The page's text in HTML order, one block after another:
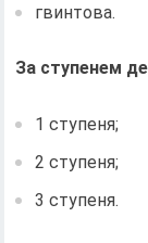
гвинтова.
За ступенем
1 ступеня;
2 ступеня;
3 ступеня.